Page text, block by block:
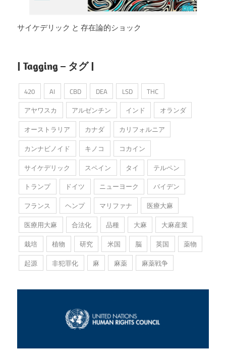
サイケデリック と 存在論的ショック
| Tagging – タグ |
420 AI CBD DEA LSD
THC
アヤワスカ
アルゼンチン インド
オランダ
オーストラリア
カナダ
カリフォルニア
カンナビノイド
キノコ
コカイン
サイケデリック
スペイン タイ
テルペン
トランプ
ドイツ ニューヨーク
バイデン
フランス
ヘンプ マリファナ
医療大麻
医療用大麻
合法化 品種 大麻
大麻産業
栽培
植物 研究 米国 脳 英国
薬物
起源
非犯罪化 麻 麻薬 麻薬戦争